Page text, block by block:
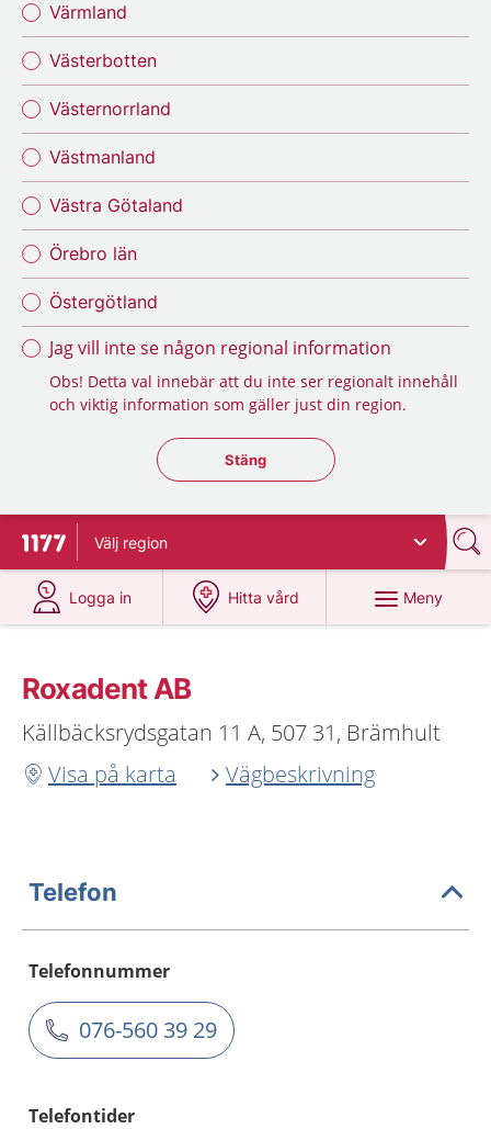
Värmland
Västerbotten
Västernorrland
Västmanland
Västra Götaland
Örebro län
Östergötland
Jag vill inte se någon regional information
Obs! Detta val innebär att du inte ser regionalt innehåll
och viktig information som gäller just din region.
Stäng regionsväljaren
Stäng
Till startsidan för 1177
Välj region
Logga in
på 1177.se
Hitta vård
på 1177.se
Meny
Roxadent AB
Källbäcksrydsgatan 11 A, 507 31, Brämhult
Visa på karta
Vägbeskrivning
Telefon
Telefonnummer
076-560 39 29
Telefontider